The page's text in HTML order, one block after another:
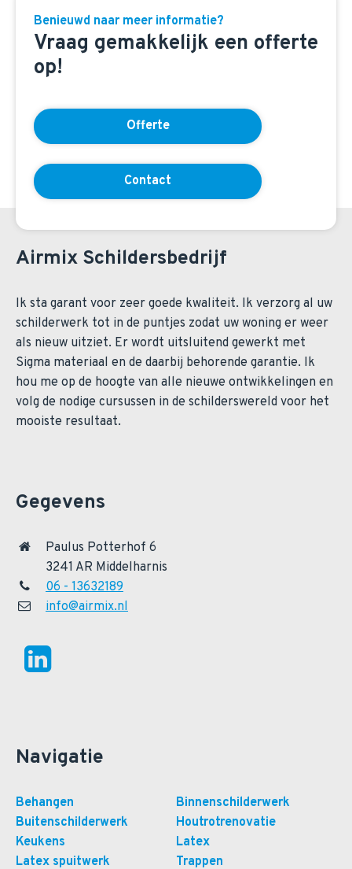
Benieuwd naar meer informatie?
Vraag gemakkelijk een offerte
op!
Offerte
Contact
Airmix Schildersbedrijf
Ik sta garant voor zeer goede kwaliteit. Ik verzorg al uw
schilderwerk tot in de puntjes zodat uw woning er weer
als nieuw uitziet. Er wordt uitsluitend gewerkt met
Sigma materiaal en de daarbij behorende garantie. Ik
hou me op de hoogte van alle nieuwe ontwikkelingen en
volg de nodige cursussen in de schilderswereld voor het
mooiste resultaat.
Gegevens
Paulus Potterhof 6
3241 AR Middelharnis
06 - 13632189
info@airmix.nl
Navigatie
Behangen
Binnenschilderwerk
Buitenschilderwerk
Houtrotrenovatie
Keukens
Latex
Latex spuitwerk
Trappen